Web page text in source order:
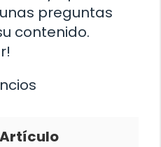
preguntas
contenido.